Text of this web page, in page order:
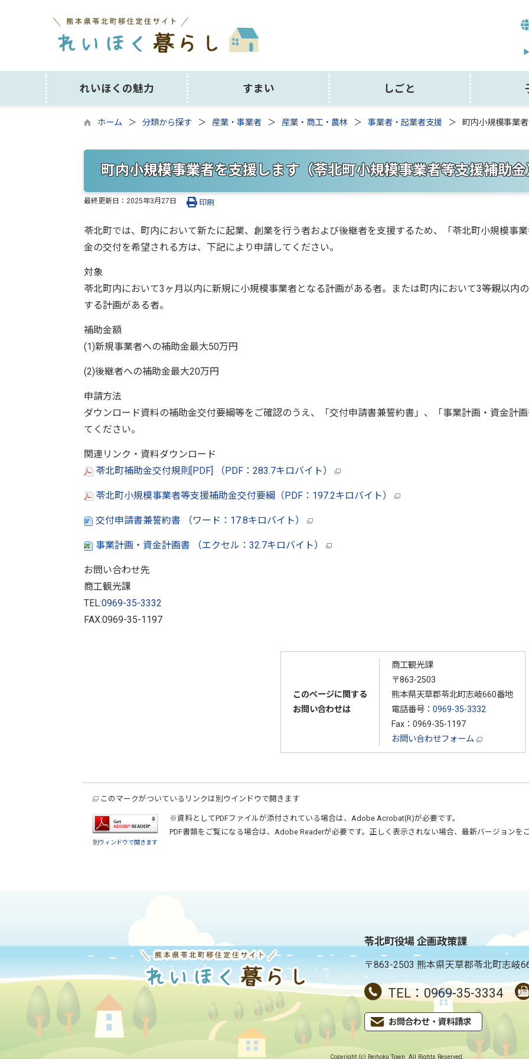
れいほくの魅力 すまい しごと
ホーム 分類から探す 産業・事業者 産業・商工・農林 事業者・起業者支援 町内小規模事業
町内小規模事業者を支援します（苓北町小規模事業者等支援補助金
最終更新日： 2025年3月27日 印刷
苓北町では、町内において新たに起業、創業を行う者および後継者を支援するため、「苓北町小規模事
金の交付を希望される方は、下記により申請してください。
対象
苓北町内において3ヶ月以内に新規に小規模事業者となる計画がある者。または町内において3等親以内
する計画がある者。
補助金額
(1)新規事業者への補助金最大50万円
(2)後継者への補助金最大20万円
申請方法
ダウンロード資料の補助金交付要綱等をご確認のうえ、「交付申請書兼誓約書」、「事業計画・資金計
てください。
関連リンク・資料ダウンロード
苓北町補助金交付規則[PDF] （PDF：283.7キロバイト）
苓北町小規模事業者等支援補助金交付要綱（PDF：197.2キロバイト）
交付申請書兼誓約書 （ワード：17.8キロバイト）
事業計画・資金計画書 （エクセル：32.7キロバイト）
お問い合わせ先
商工観光課
TEL:0969-35-3332
FAX:0969-35-1197
このページに関する
お問い合わせは
商工観光課
〒863-2503
熊本県天草郡苓北町志岐660番地
電話番号： 0969-35-3332
Fax：0969-35-1197
お問い合わせフォーム
このマークがついているリンクは別ウインドウで開きます
別ウィンドウで開きます
※資料としてPDFファイルが添付されている場合は、 Adobe Acrobat(R)が必要です。
PDF書類をご覧になる場合は、 Adobe Readerが必要です。正しく表示されない場合、最新バージョンを
苓北町役場 企画政策課
〒863-2503 熊本県天草郡苓北町志岐
TEL：0969-35-3334
お問合わせ・資料請求
Copyright (c) Reihoku Town. All Rights Reserved.